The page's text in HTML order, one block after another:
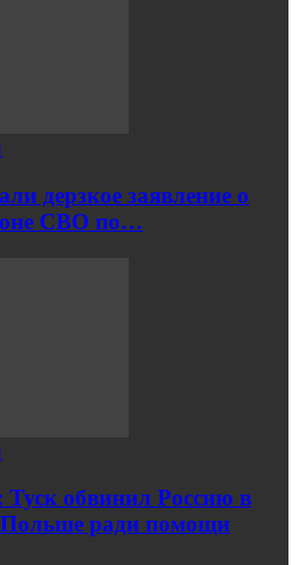
дерзкое заявление о
СВО по…
обвинил Россию в
Польше ради помощи